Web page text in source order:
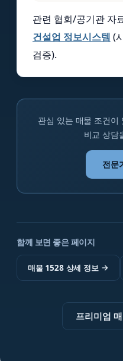
관련 협회/공기관 자
건설업 정보시스템 (
검증).
관심 있는 매물 조건이
비교 상담
전문
함께 보면 좋은 페이지
매물 1528 상세 정보 →
프리미엄